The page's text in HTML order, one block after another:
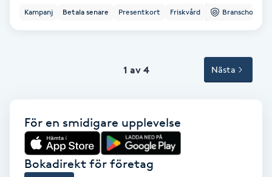
Torr hårbotten
Torrborstning
Kampanj Betala senare Presentkort Friskvård Branschorg.
1 av 4 Nästa
För en smidigare upplevelse
Bokadirekt för företag